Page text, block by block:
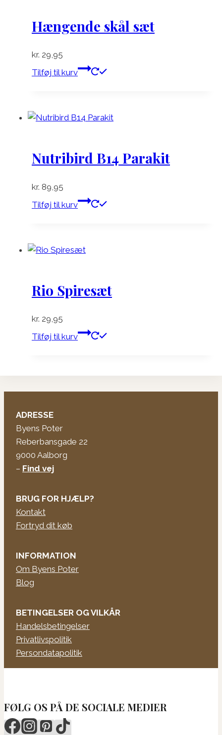
Hængende skål sæt
kr. 29,95
Tilføj til kurv
Nutribird B14 Parakit
kr. 89,95
Tilføj til kurv
Rio Spiresæt
kr. 29,95
Tilføj til kurv
ADRESSE
Byens Poter
Reberbansgade 22
9000 Aalborg
– Find vej
BRUG FOR HJÆLP?
Kontakt
Fortryd dit køb
INFORMATION
Om Byens Poter
Blog
BETINGELSER OG VILKÅR
Handelsbetingelser
Privatlivspolitik
Persondatapolitik
FØLG OS PÅ DE SOCIALE MEDIER